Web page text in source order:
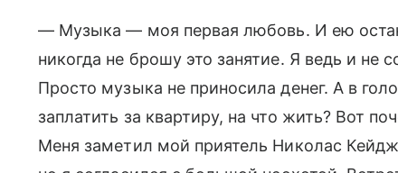
— Музыка — моя первая любовь. И ею
никогда не брошу это занятие. Я ведь и не
Просто музыка не приносила денег. А в
заплатить за квартиру, на что жить? Вот
Меня заметил мой приятель Николас